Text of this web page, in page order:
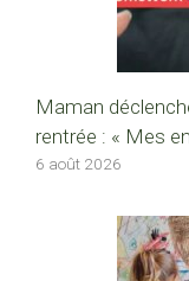
Maman
rentrée : « Mes
6 août 2026